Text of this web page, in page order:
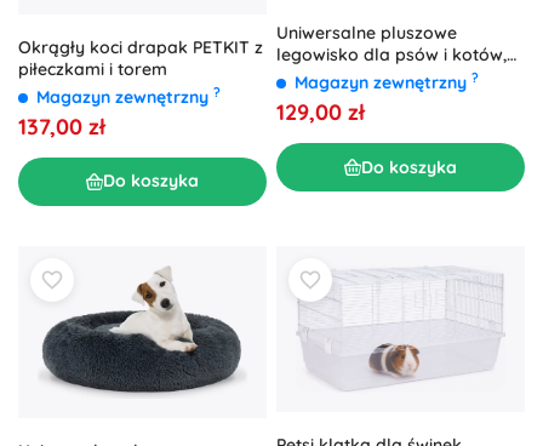
Okrągły koci drapak PETKIT z
piłeczkami i torem
Magazyn zewnętrzny ?
137,00 zł
Do koszyka
Uniwersalne pluszowe
legowisko dla psów i kotów,
80 cm - jasnoszare
Magazyn zewnętrzny ?
129,00 zł
Do koszyka